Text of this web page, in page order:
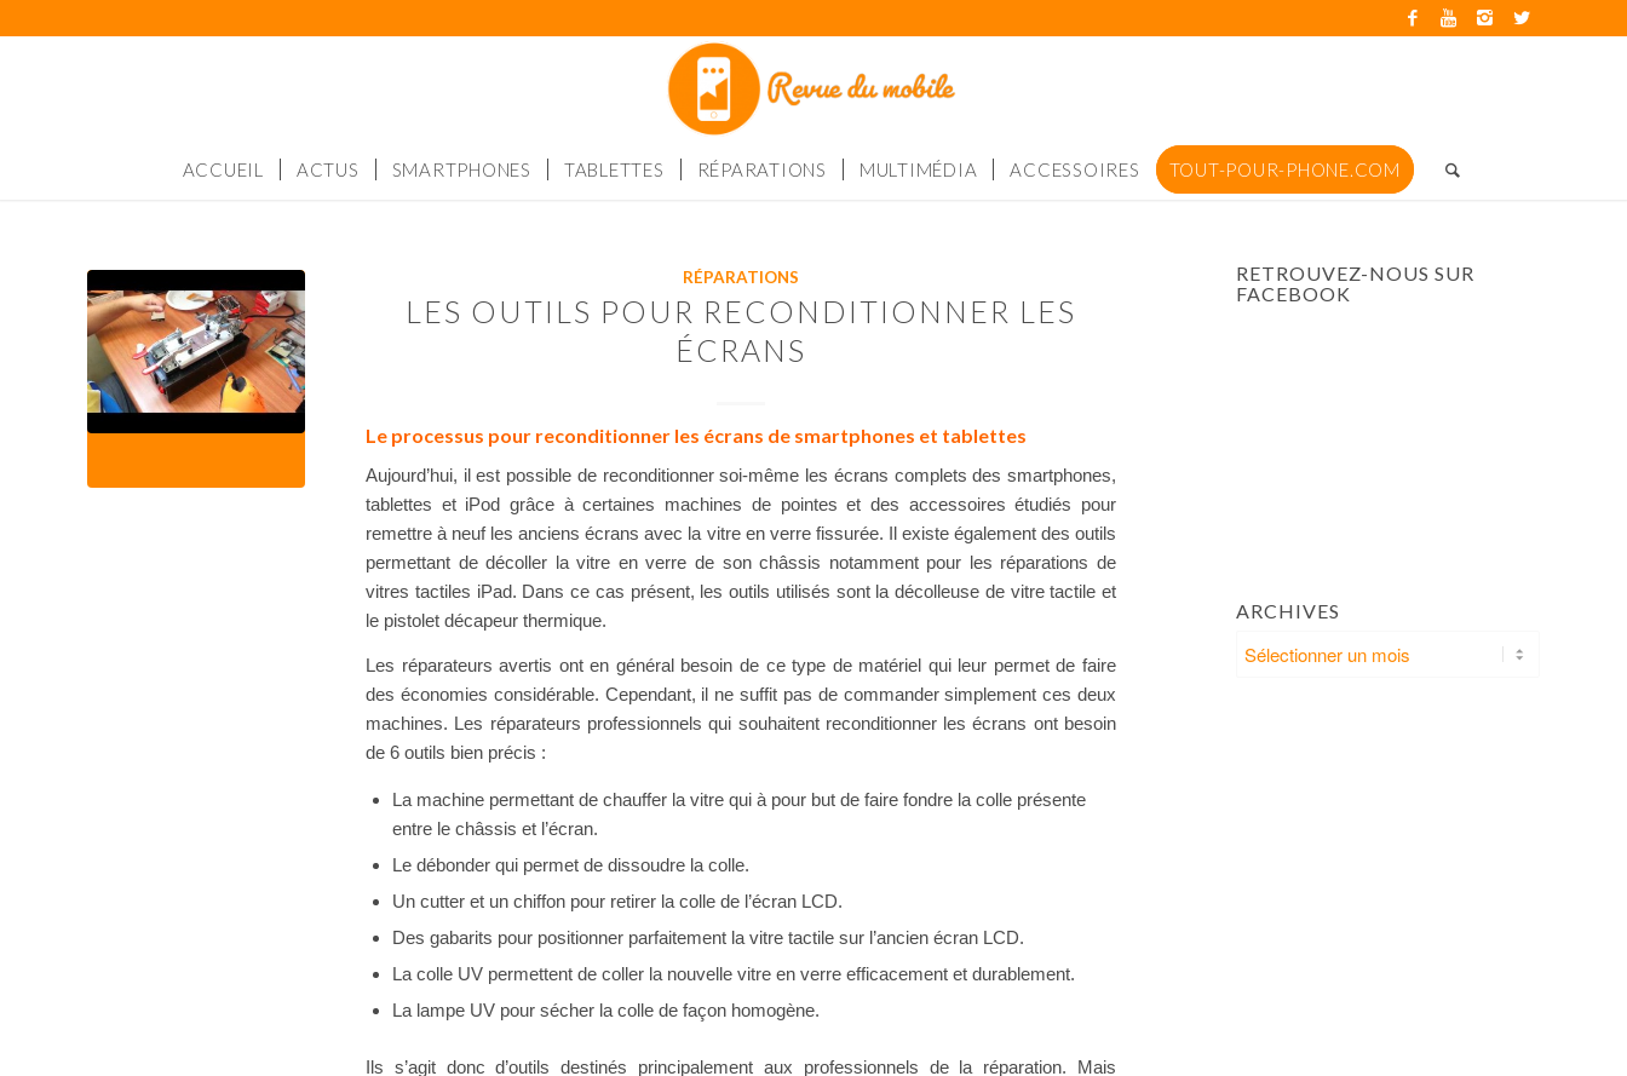
ACCUEIL ACTUS SMARTPHONES TABLETTES RÉPARATIONS MULTIMÉDIA ACCESSOIRES TOUT-POUR-PHONE.COM
RÉPARATIONS
LES OUTILS POUR RECONDITIONNER LES
ÉCRANS
Le processus pour reconditionner les écrans de smartphones et tablettes
Aujourd’hui, il est possible de reconditionner soi-même les écrans complets des smartphones,
tablettes et iPod grâce à certaines machines de pointes et des accessoires étudiés pour
remettre à neuf les anciens écrans avec la vitre en verre fissurée. Il existe également des outils
permettant de décoller la vitre en verre de son châssis notamment pour les réparations de
vitres tactiles iPad. Dans ce cas présent, les outils utilisés sont la décolleuse de vitre tactile et
le pistolet décapeur thermique.
Les réparateurs avertis ont en général besoin de ce type de matériel qui leur permet de faire
des économies considérable. Cependant, il ne suffit pas de commander simplement ces deux
machines. Les réparateurs professionnels qui souhaitent reconditionner les écrans ont besoin
de 6 outils bien précis :
La machine permettant de chauffer la vitre qui à pour but de faire fondre la colle présente
entre le châssis et l’écran.
Le débonder qui permet de dissoudre la colle.
Un cutter et un chiffon pour retirer la colle de l’écran LCD.
Des gabarits pour positionner parfaitement la vitre tactile sur l’ancien écran LCD.
La colle UV permettent de coller la nouvelle vitre en verre efficacement et durablement.
La lampe UV pour sécher la colle de façon homogène.
Ils s’agit donc d’outils destinés principalement aux professionnels de la réparation. Mais
RETROUVEZ-NOUS SUR
FACEBOOK
ARCHIVES